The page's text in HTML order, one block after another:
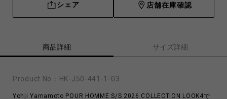
シェア 店舗在庫確認
商品詳細 サイズ詳細
Product No： HK-J50-441-1-03
Yohji Yamamoto POUR HOMME S/S 2026 COLLECTION LOOK4で